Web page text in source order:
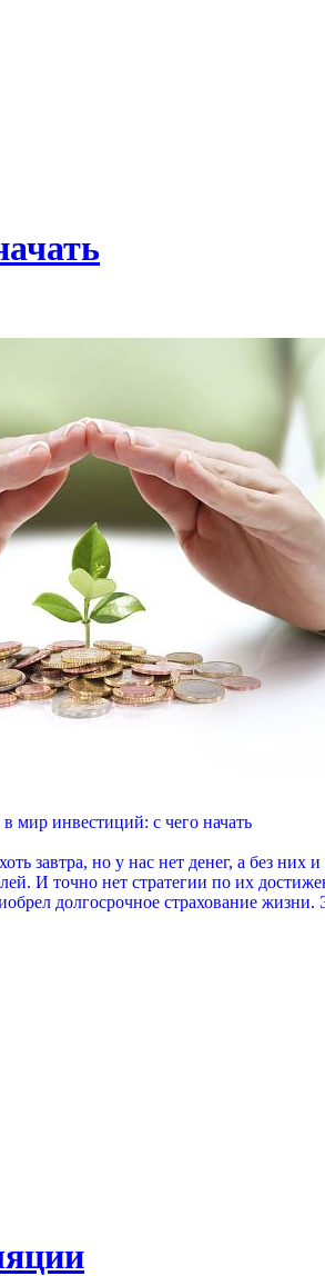
мир инвестиций: с чего начать
завтра, но у нас нет денег, а без
И точно нет стратегии по их
долгосрочное страхование